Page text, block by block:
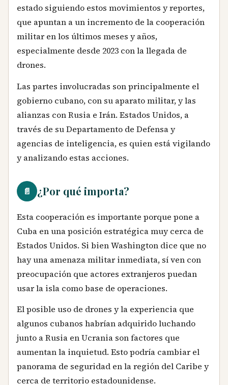
estado siguiendo estos movimientos y reportes,
que apuntan a un incremento de la cooperación
militar en los últimos meses y años,
especialmente desde 2023 con la llegada de
drones.
Las partes involucradas son principalmente el
gobierno cubano, con su aparato militar, y las
alianzas con Rusia e Irán. Estados Unidos, a
través de su Departamento de Defensa y
agencias de inteligencia, es quien está vigilando
y analizando estas acciones.
📄 ¿Por qué importa?
Esta cooperación es importante porque pone a
Cuba en una posición estratégica muy cerca de
Estados Unidos. Si bien Washington dice que no
hay una amenaza militar inmediata, sí ven con
preocupación que actores extranjeros puedan
usar la isla como base de operaciones.
El posible uso de drones y la experiencia que
algunos cubanos habrían adquirido luchando
junto a Rusia en Ucrania son factores que
aumentan la inquietud. Esto podría cambiar el
panorama de seguridad en la región del Caribe y
cerca de territorio estadounidense.